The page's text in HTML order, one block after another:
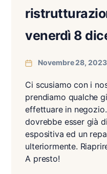
venerdì 8
Novembre 28, 2023
Ci scusiamo con i
prendiamo qualche
effettuare in
dovrebbe esser già
espositiva ed un
ulteriormente.
A presto!